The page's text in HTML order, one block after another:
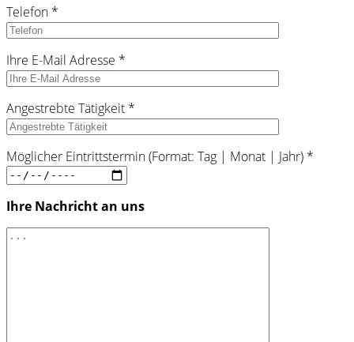
Telefon *
Ihre E-Mail Adresse *
Angestrebte Tätigkeit *
Möglicher Eintrittstermin (Format: Tag | Monat | Jahr) *
Ihre Nachricht an uns